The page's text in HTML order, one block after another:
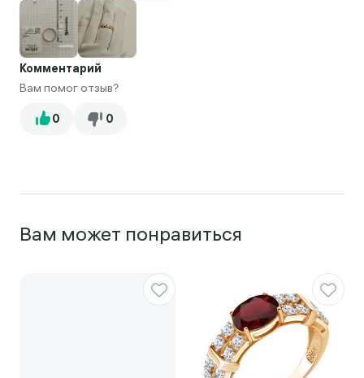
Комментарий
Вам помог отзыв?
Вам может понравиться